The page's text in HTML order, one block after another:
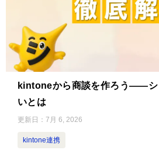
kintoneから商談を作ろう——シ
いとは
更新日： 7月 6, 2026
kintone連携